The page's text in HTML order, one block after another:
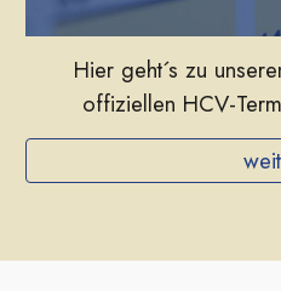
Hier geht´s zu
offiziellen HCV-